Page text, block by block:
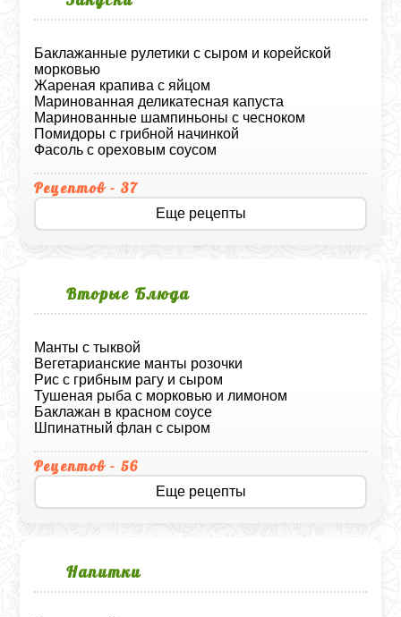
Баклажанные рулетики с сыром и корейской
морковью
Жареная крапива с яйцом
Маринованная деликатесная капуста
Маринованные шампиньоны с чесноком
Помидоры с грибной начинкой
Фасоль с ореховым соусом
Рецептов - 37
Еще рецепты
Вторые Блюда
Манты с тыквой
Вегетарианские манты розочки
Рис с грибным рагу и сыром
Тушеная рыба с морковью и лимоном
Баклажан в красном соусе
Шпинатный флан с сыром
Рецептов - 56
Еще рецепты
Напитки